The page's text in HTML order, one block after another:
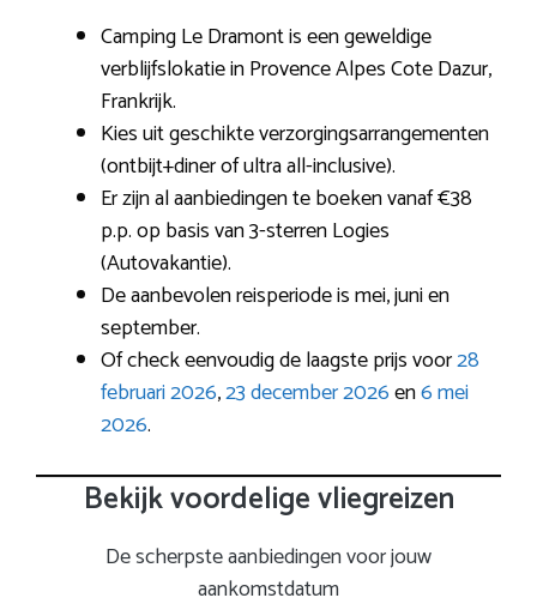
Camping Le Dramont is een geweldige
verblijfslokatie in Provence Alpes Cote Dazur,
Frankrijk.
Kies uit geschikte verzorgingsarrangementen
(ontbijt+diner of ultra all-inclusive).
Er zijn al aanbiedingen te boeken vanaf €38
p.p. op basis van 3-sterren Logies
(Autovakantie).
De aanbevolen reisperiode is mei, juni en
september.
Of check eenvoudig de laagste prijs voor28
februari 2026,23 december 2026en6 mei
2026.
Bekijk voordelige vliegreizen
De scherpste aanbiedingen voor jouw
aankomstdatum